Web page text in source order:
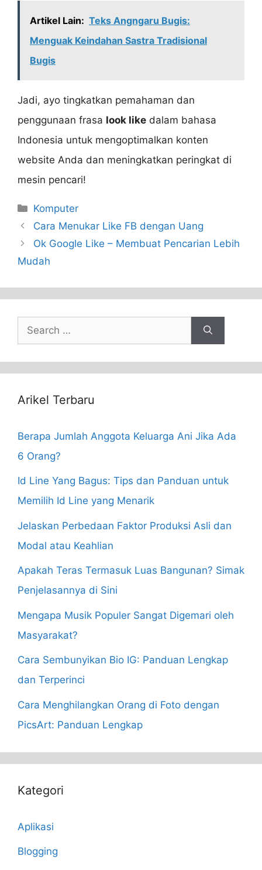
Artikel Lain: Teks Angngaru Bugis:
Menguak Keindahan Sastra Tradisional
Bugis
Jadi, ayo tingkatkan pemahaman dan
penggunaan frasa look like dalam bahasa
Indonesia untuk mengoptimalkan konten
website Anda dan meningkatkan peringkat di
mesin pencari!
Categories
Komputer
Cara Menukar Like FB dengan Uang
Ok Google Like – Membuat Pencarian Lebih
Mudah
Search
for:
Arikel Terbaru
Berapa Jumlah Anggota Keluarga Ani Jika Ada
6 Orang?
Id Line Yang Bagus: Tips dan Panduan untuk
Memilih Id Line yang Menarik
Jelaskan Perbedaan Faktor Produksi Asli dan
Modal atau Keahlian
Apakah Teras Termasuk Luas Bangunan? Simak
Penjelasannya di Sini
Mengapa Musik Populer Sangat Digemari oleh
Masyarakat?
Cara Sembunyikan Bio IG: Panduan Lengkap
dan Terperinci
Cara Menghilangkan Orang di Foto dengan
PicsArt: Panduan Lengkap
Kategori
Aplikasi
Blogging